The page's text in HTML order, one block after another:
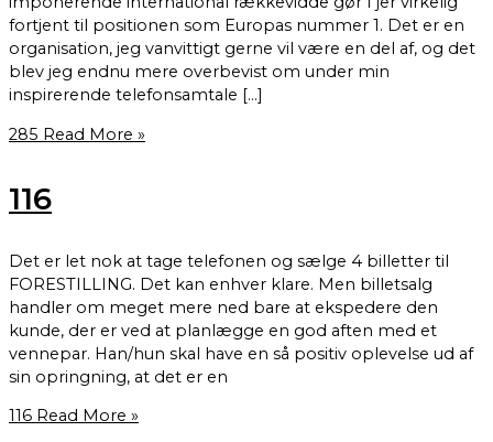
fortjent til positionen som Europas nummer 1. Det er en
organisation, jeg vanvittigt gerne vil være en del af, og det
blev jeg endnu mere overbevist om under min
inspirerende telefonsamtale […]
285 Read More »
116
Det er let nok at tage telefonen og sælge 4 billetter til
FORESTILLING. Det kan enhver klare. Men billetsalg
handler om meget mere ned bare at ekspedere den
kunde, der er ved at planlægge en god aften med et
vennepar. Han/hun skal have en så positiv oplevelse ud af
sin opringning, at det er en
116 Read More »